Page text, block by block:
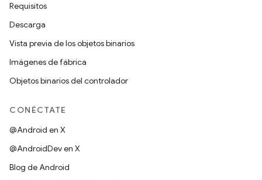
Requisitos
Descarga
Vista previa de los objetos binarios
Imágenes de fábrica
Objetos binarios del controlador
CONÉCTATE
@Android en X
@AndroidDev en X
Blog de Android